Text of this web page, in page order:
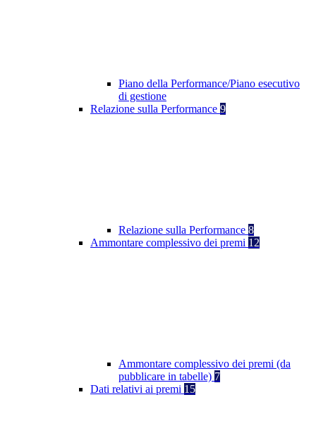
Piano della Performance/Piano esecutivo
di gestione
Relazione sulla Performance 9
Relazione sulla Performance 8
Ammontare complessivo dei premi 12
Ammontare complessivo dei premi (da
pubblicare in tabelle) 7
Dati relativi ai premi 15